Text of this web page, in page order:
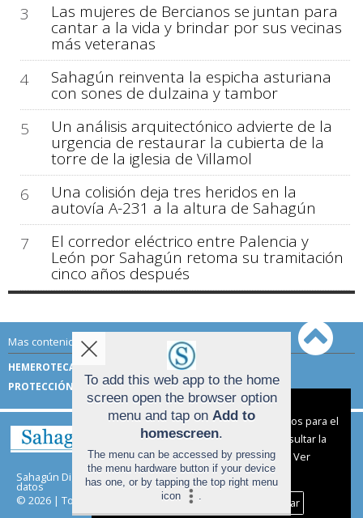
3
Las mujeres de Bercianos se juntan para
cantar a la vida y brindar por sus vecinas
más veteranas
4
Sahagún reinventa la espicha asturiana
con sones de dulzaina y tambor
5
Un análisis arquitectónico advierte de la
urgencia de restaurar la cubierta de la
torre de la iglesia de Villamol
6
Una colisión deja tres heridos en la
autovía A-231 a la altura de Sahagún
7
El corredor eléctrico entre Palencia y
León por Sahagún retoma su tramitación
cinco años después
Mas contenido de Sahagún Digital:
HEMEROTECA
TÉRMINOS DE USO
PROTECCIÓN DE DATOS
Sahagún Digital | Términos de uso|Protección de
datos
© 2026 | Todos los derechos reservados
To add this web app to the home
screen open the browser option
menu and tap on Add to
homescreen.
The menu can be accessed by pressing
the menu hardware button if your device
has one, or by tapping the top right menu
icon
.
Aviso sobre el Uso de cookies:
Utilizamos cookies nuestras y de terceros para el
funcionamiento del digital. Puedes consultar la
lista de cookies y como desconectarlas.
Ver
nuestra Política de Privacidad y Cookies
Aceptar Cookies
Personalizar